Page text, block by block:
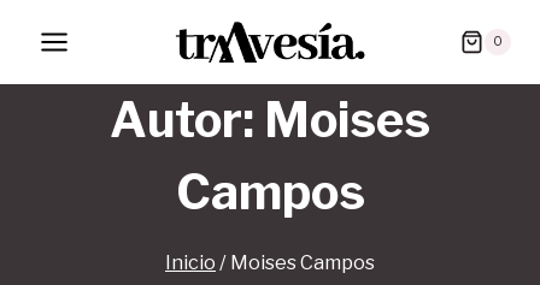
contenido
0
Autor: Moises
Campos
Inicio / Moises Campos